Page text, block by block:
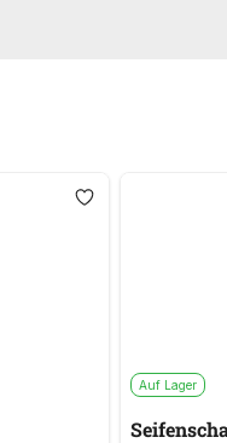
Auf Lager